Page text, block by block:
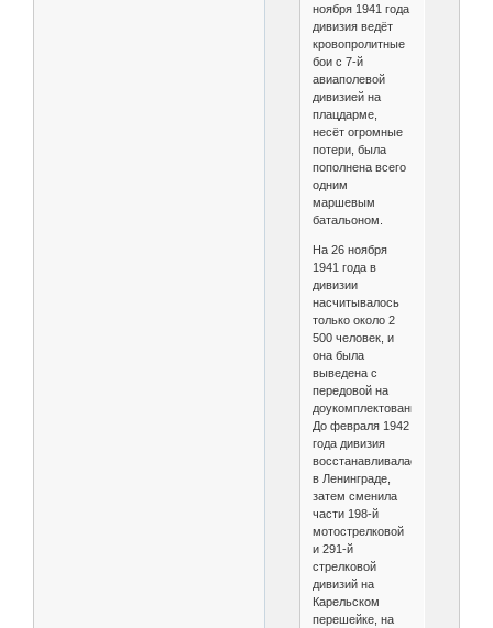
ноября 1941 года
дивизия ведёт
кровопролитные
бои с 7-й
авиаполевой
дивизией на
плацдарме,
несёт огромные
потери, была
пополнена всего
одним
маршевым
батальоном.
На 26 ноября
1941 года в
дивизии
насчитывалось
только около 2
500 человек, и
она была
выведена с
передовой на
доукомплектование.
До февраля 1942
года дивизия
восстанавливалась
в Ленинграде,
затем сменила
части 198-й
мотострелковой
и 291-й
стрелковой
дивизий на
Карельском
перешейке, на